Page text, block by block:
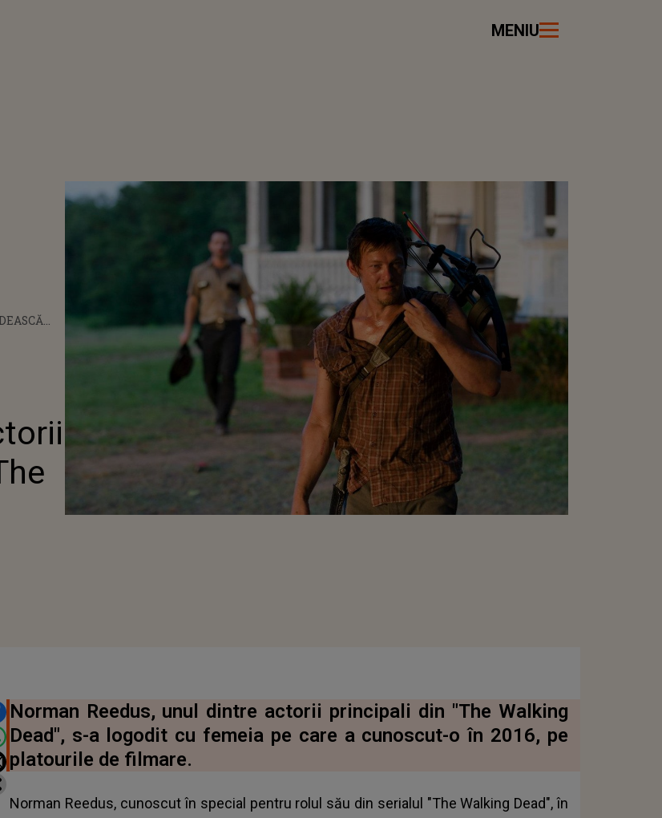
MENIU
ARTICOLUL
Norman Reedus, unul dintre actorii principali din "The Walking
Dead", s-a logodit cu femeia pe care a cunoscut-o în 2016, pe
platourile de filmare.
Norman Reedus, cunoscut în special pentru rolul său din serialul "The Walking Dead", în